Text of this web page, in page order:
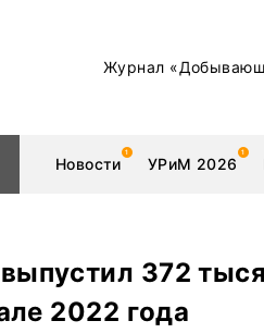
Журнал
Новости УРиМ 2026
Редкоземельные
372
2022 года